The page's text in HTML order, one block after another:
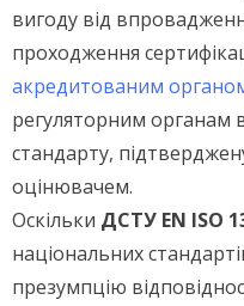
вигоду від
проходження
акредитованим органом
регуляторним органам
стандарту,
оцінювачем.
Оскільки ДСТУ EN ISO
національних
презумпцію